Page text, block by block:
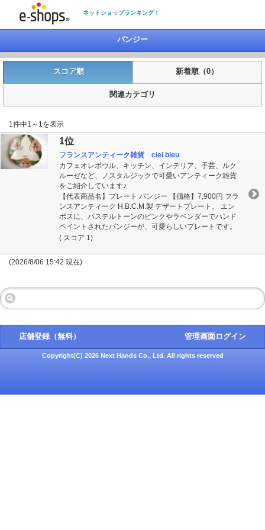
ネットショップランキング！
パンジー
スコア順 新着順（0）
関連カテゴリ
1件中1～1を表示
1位
フランスアンティーク雑貨 ciel bleu
カフェオレボウル、キッチン、インテリア、手芸、ルク
ルーゼなど、ノスタルジックで可愛いアンティーク雑貨
をご紹介しています♪
【代表商品名】プレート パンジー 【価格】7,900円 フラ
ンスアンティーク H.B.C.M.製 デザートプレート。 エン
ボスに、パステルトーンのピンクやラベンダーでハンド
ペイントされたパンジーが、可愛らしいプレートです。
( スコア 1)
(2026/8/06 15:42 現在)
店舗登録（無料） 管理画面ログイン
Copyright(C) 2026 Next Hands Co., Ltd. All rights reserved